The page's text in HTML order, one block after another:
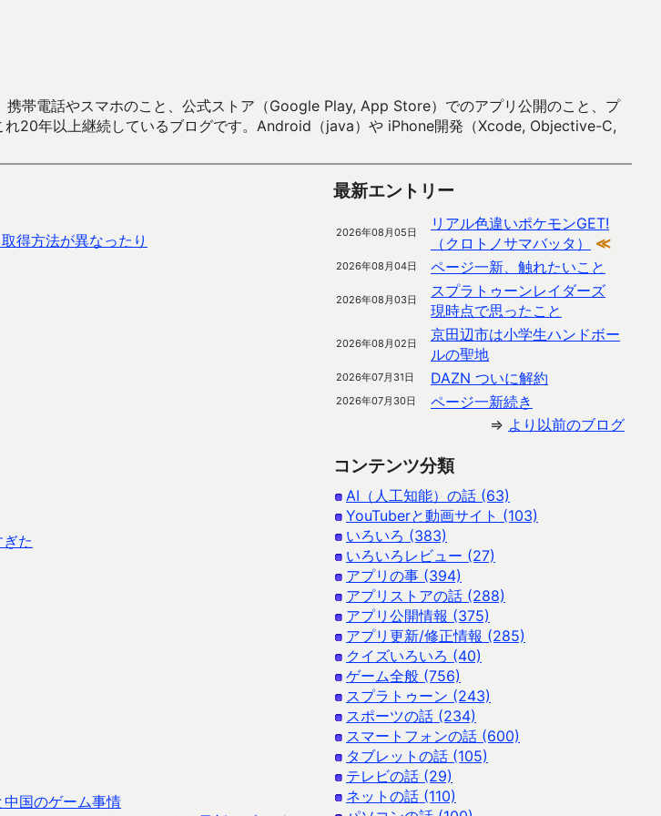
帯電話やスマホのこと、公式ストア（Google Play, App Store）でのアプリ公開のこと、プ
20年以上継続しているブログです。Android（java）や iPhone開発（Xcode, Objective-C,
得方法が異なったり
た
国のゲーム事情
最新エントリー
2026年08月05日
リアル色違いポケモンGET!
（クロトノサマバッタ）
≪
2026年08月04日 ページ一新、触れたいこと
2026年08月03日
スプラトゥーンレイダーズ
現時点で思ったこと
2026年08月02日
京田辺市は小学生ハンドボー
ルの聖地
2026年07月31日 DAZN ついに解約
2026年07月30日
ページ一新続き
⇒ より以前のブログ
コンテンツ分類
AI（人工知能）の話 (63)
YouTuberと動画サイト (103)
いろいろ (383)
いろいろレビュー (27)
アプリの事 (394)
アプリストアの話 (288)
アプリ公開情報 (375)
アプリ更新/修正情報 (285)
クイズいろいろ (40)
ゲーム全般 (756)
スプラトゥーン (243)
スポーツの話 (234)
スマートフォンの話 (600)
タブレットの話 (105)
テレビの話 (29)
ネットの話 (110)